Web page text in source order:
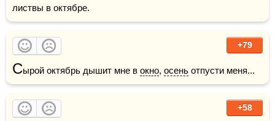
листвы в октябре.
+79
Сырой октябрь дышит мне в окно, осень отпусти меня...
+58